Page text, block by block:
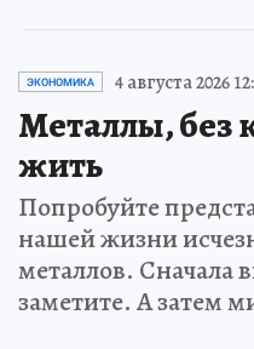
ЭКОНОМИКА 4 августа 2026
Металлы, без
жить
Попробуйте
нашей жизни
металлов. Сначала
заметите. А затем